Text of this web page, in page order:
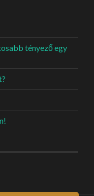
tényező egy